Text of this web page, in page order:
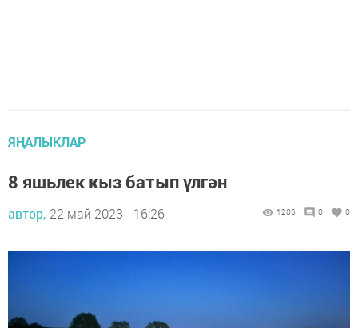
ЯҢАЛЫКЛАР
8 яшьлек кыз батып үлгән
автор, 22 май 2023 - 16:26 1206 0 0